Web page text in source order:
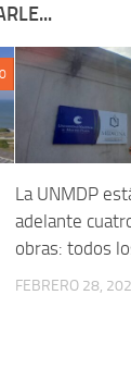
0
La UNMDP
adelante
obras: todos
FEBRERO 28,